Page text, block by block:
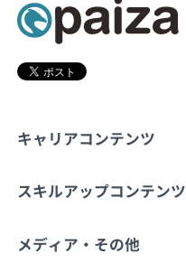
キャリアコンテンツ
転職・キャリア
スキルアップコンテンツ
学習
メディア・その他